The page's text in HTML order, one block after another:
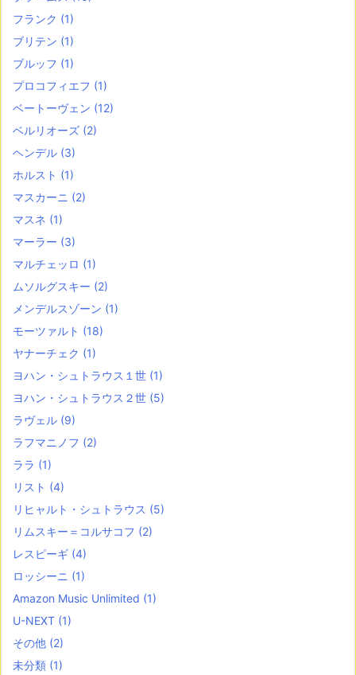
フランク (1)
ブリテン (1)
ブルッフ (1)
プロコフィエフ (1)
ベートーヴェン (12)
ベルリオーズ (2)
ヘンデル (3)
ホルスト (1)
マスカーニ (2)
マスネ (1)
マーラー (3)
マルチェッロ (1)
ムソルグスキー (2)
メンデルスゾーン (1)
モーツァルト (18)
ヤナーチェク (1)
ヨハン・シュトラウス１世 (1)
ヨハン・シュトラウス２世 (5)
ラヴェル (9)
ラフマニノフ (2)
ララ (1)
リスト (4)
リヒャルト・シュトラウス (5)
リムスキー＝コルサコフ (2)
レスピーギ (4)
ロッシーニ (1)
Amazon Music Unlimited (1)
U-NEXT (1)
その他 (2)
未分類 (1)